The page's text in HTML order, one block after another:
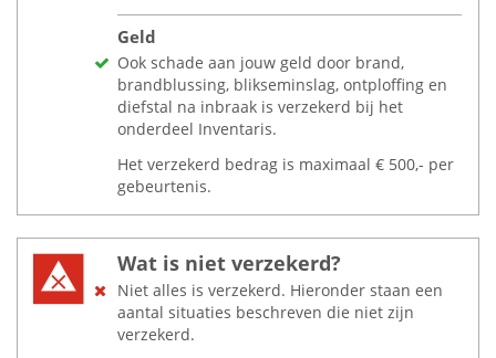
Geld
Ook schade aan jouw geld door brand,
brandblussing, blikseminslag, ontploffing en
diefstal na inbraak is verzekerd bij het
onderdeel Inventaris.
Het verzekerd bedrag is maximaal € 500,- per
gebeurtenis.
Wat is niet verzekerd?
Niet alles is verzekerd. Hieronder staan een
aantal situaties beschreven die niet zijn
verzekerd.